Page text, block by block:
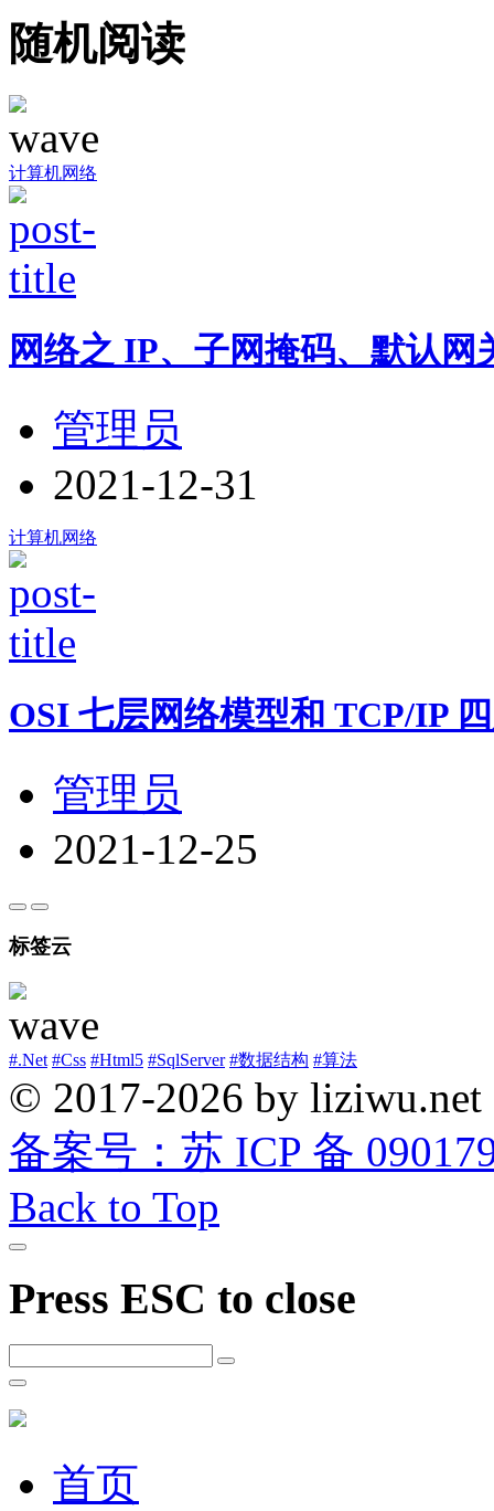
随机阅读
计算机网络
网络之 IP、子网掩码、默认网
管理员
2021-12-31
计算机网络
OSI 七层网络模型和 TCP/IP
管理员
2021-12-25
标签云
#.Net #Css #Html5 #SqlServer #数据结构 #算法
© 2017-2026 by liziwu.net
备案号：苏 ICP 备
Back to Top
Press ESC to close
首页